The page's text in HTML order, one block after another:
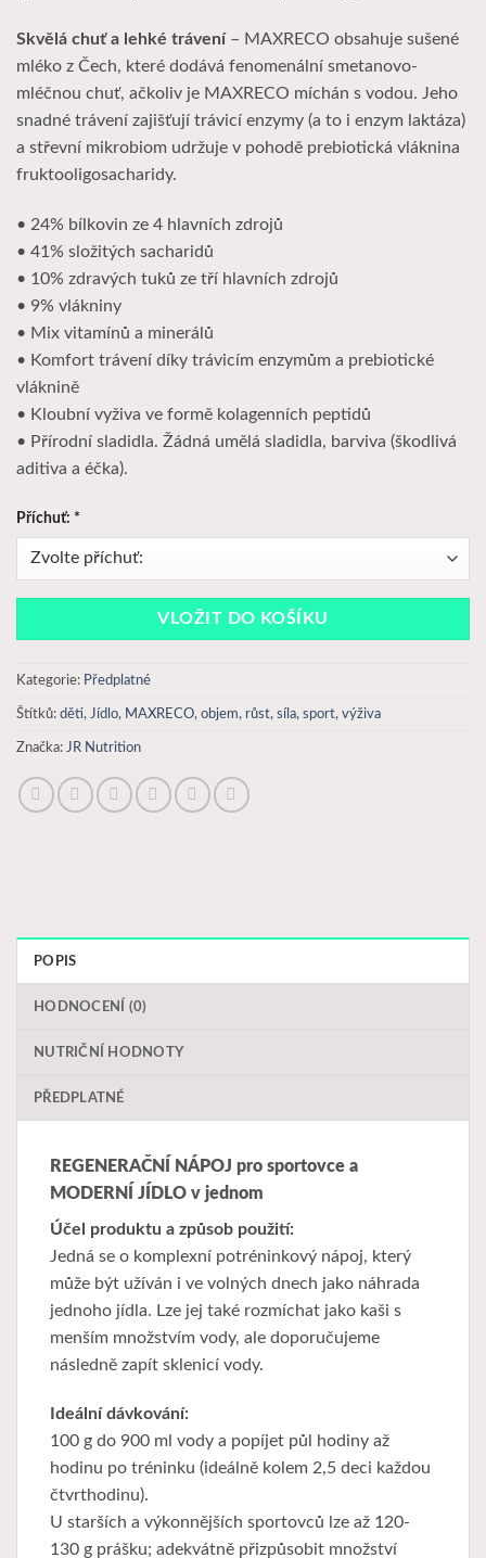
Skvělá chuť a lehké trávení– MAXRECO obsahuje sušené
mléko z Čech, které dodává fenomenální smetanovo-
mléčnou chuť, ačkoliv je MAXRECO míchán s vodou. Jeho
snadné trávení zajišťují trávicí enzymy (a to i enzym laktáza)
a střevní mikrobiom udržuje v pohodě prebiotická vláknina
fruktooligosacharidy.
• 24% bílkovin ze 4 hlavních zdrojů
• 41% složitých sacharidů
• 10% zdravých tuků ze tří hlavních zdrojů
• 9% vlákniny
• Mix vitamínů a minerálů
• Komfort trávení díky trávicím enzymům a prebiotické
vláknině
• Kloubní vyživa ve formě kolagenních peptidů
• Přírodní sladidla. Žádná umělá sladidla, barviva (škodlivá
aditiva a éčka).
Příchuť: *
VLOŽIT DO KOŠÍKU
Kategorie: Předplatné
Štítků: děti, Jídlo, MAXRECO, objem, růst, síla, sport, výživa
Značka: JR Nutrition
POPIS
HODNOCENÍ (0)
NUTRIČNÍ HODNOTY
PŘEDPLATNÉ
REGENERAČNÍ NÁPOJ pro sportovce a
MODERNÍ JÍDLO v jednom
Účel produktu a způsob použití:
Jedná se o komplexní potréninkový nápoj, který
může být užíván i ve volných dnech jako náhrada
jednoho jídla. Lze jej také rozmíchat jako kaši s
menším množstvím vody, ale doporučujeme
následně zapít sklenicí vody.
Ideální dávkování:
100 g do 900 ml vody a popíjet půl hodiny až
hodinu po tréninku (ideálně kolem 2,5 deci každou
čtvrthodinu).
U starších a výkonnějších sportovců lze až 120-
130 g prášku; adekvátně přizpůsobit množství